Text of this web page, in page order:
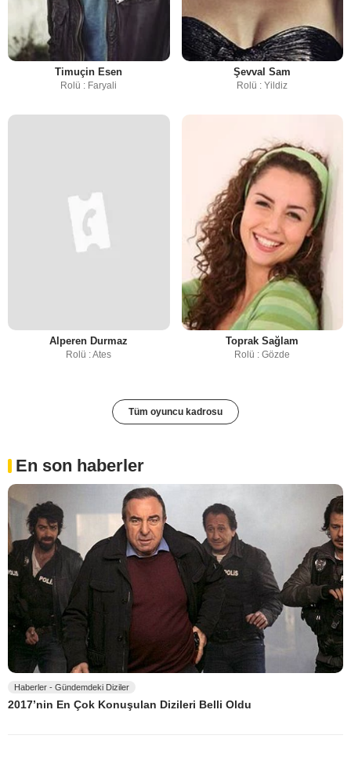
Timuçin Esen
Rolü : Faryali
Şevval Sam
Rolü : Yildiz
Alperen Durmaz
Rolü : Ates
Toprak Sağlam
Rolü : Gözde
Tüm oyuncu kadrosu
En son haberler
Haberler - Gündemdeki Diziler
2017’nin En Çok Konuşulan Dizileri Belli Oldu